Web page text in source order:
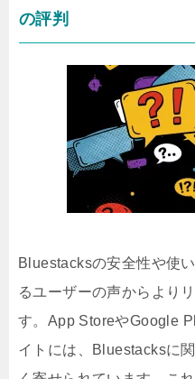
の評判
Bluestacksの安全性や使
るユーザーの声からより
す。App StoreやGoogle
イトには、Bluestacksに